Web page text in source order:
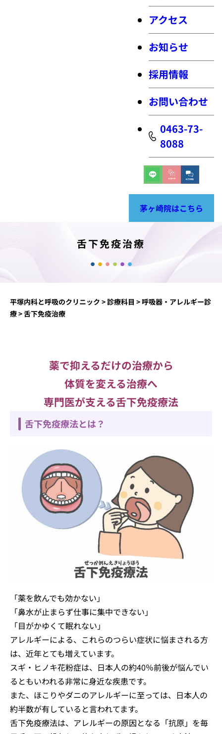
アクセス
お知らせ
採用情報
お問い合わせ
0463-73-
8088
茅ヶ崎院はこちら
舌下免疫治療
平塚内科と呼吸のクリニック >診療科目 >呼吸器・アレルギー診
療>舌下免疫治療
薬で抑えるだけの治療から
体質を変える治療へ
専門医が支える舌下免疫療法
舌下免疫療法とは？
「薬を飲んでも効かない」
「鼻水が止まらず仕事に集中できない」
「目がかゆくて眠れない」
アレルギーによる、これらのつらい症状に悩まされる方
は、近年とても増えています。
スギ・ヒノキ花粉症は、日本人の約40％前後が悩んでい
るともいわれる非常に身近な疾患です。
また、ほこりやダニのアレルギーに至っては、日本人の
約半数が有していると言われてます。
舌下免疫療法は、アレルギーの原因となる「抗原」を毎